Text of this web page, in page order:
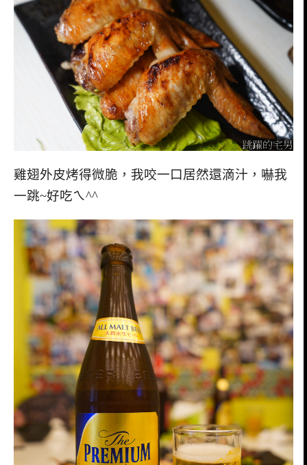
雞翅外皮烤得微脆，我咬一口居然還滴汁，嚇我
一跳~好吃ㄟ^^